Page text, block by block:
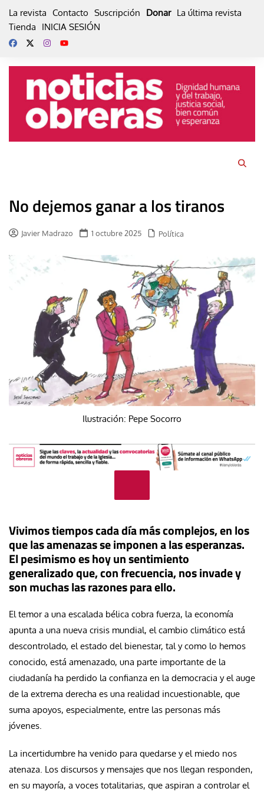
La revista Contacto Suscripción Donar La última revista
Tienda
INICIA SESIÓN
No dejemos ganar a los tiranos
Javier Madrazo 1 octubre 2025 Política
Ilustración: Pepe Socorro
Vivimos tiempos cada día más complejos, en los
que las amenazas se imponen a las esperanzas.
El pesimismo es hoy un sentimiento
generalizado que, con frecuencia, nos invade y
son muchas las razones para ello.
El temor a una escalada bélica cobra fuerza, la economía
apunta a una nueva crisis mundial, el cambio climático está
descontrolado, el estado del bienestar, tal y como lo hemos
conocido, está amenazado, una parte importante de la
ciudadanía ha perdido la confianza en la democracia y el auge
de la extrema derecha es una realidad incuestionable, que
suma apoyos, especialmente, entre las personas más
jóvenes.
La incertidumbre ha venido para quedarse y el miedo nos
atenaza. Los discursos y mensajes que nos llegan responden,
en su mayoría, a voces totalitarias, que aspiran a controlar el